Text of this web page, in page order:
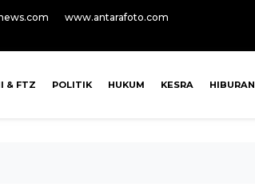
www.antarafoto.com
& FTZ POLITIK HUKUM KESRA HIBURAN